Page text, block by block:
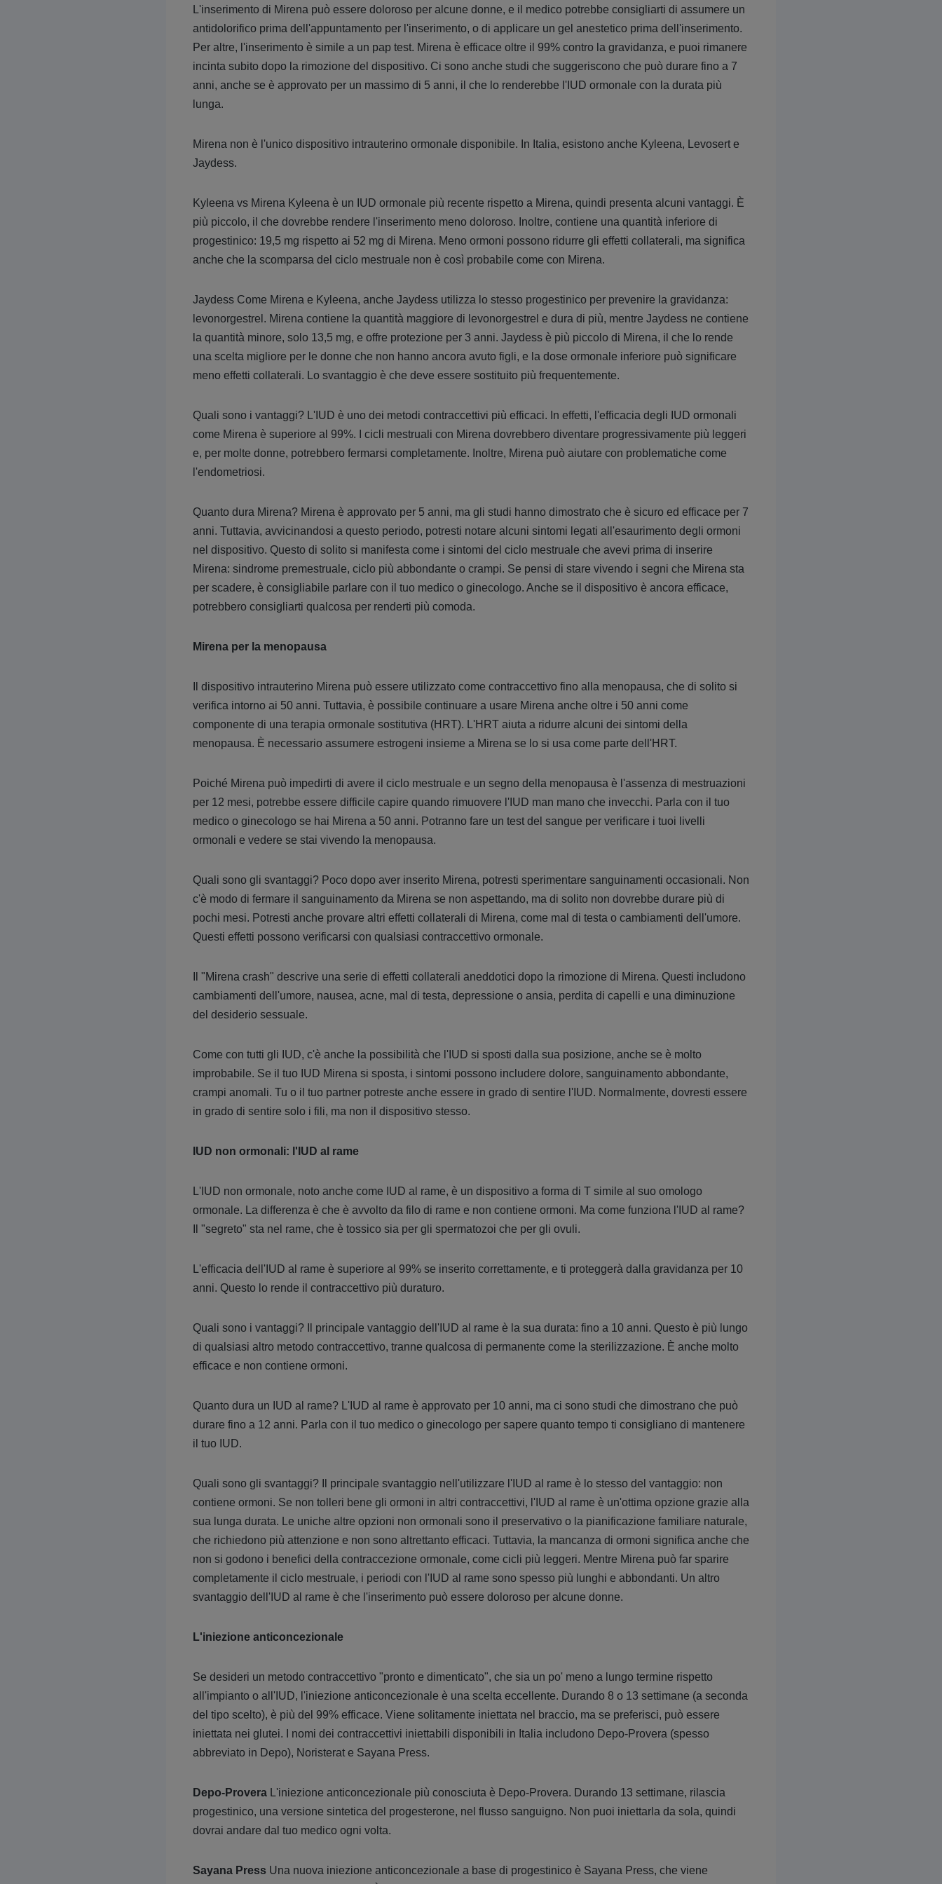
L'inserimento di Mirena può essere doloroso per alcune donne, e il medico potrebbe consigliarti di assumere un
antidolorifico prima dell'appuntamento per l'inserimento, o di applicare un gel anestetico prima dell'inserimento.
Per altre, l'inserimento è simile a un pap test. Mirena è efficace oltre il 99% contro la gravidanza, e puoi rimanere
incinta subito dopo la rimozione del dispositivo. Ci sono anche studi che suggeriscono che può durare fino a 7
anni, anche se è approvato per un massimo di 5 anni, il che lo renderebbe l'IUD ormonale con la durata più
lunga.
Mirena non è l'unico dispositivo intrauterino ormonale disponibile. In Italia, esistono anche Kyleena, Levosert e
Jaydess.
Kyleena vs Mirena Kyleena è un IUD ormonale più recente rispetto a Mirena, quindi presenta alcuni vantaggi. È
più piccolo, il che dovrebbe rendere l'inserimento meno doloroso. Inoltre, contiene una quantità inferiore di
progestinico: 19,5 mg rispetto ai 52 mg di Mirena. Meno ormoni possono ridurre gli effetti collaterali, ma significa
anche che la scomparsa del ciclo mestruale non è così probabile come con Mirena.
Jaydess Come Mirena e Kyleena, anche Jaydess utilizza lo stesso progestinico per prevenire la gravidanza:
levonorgestrel. Mirena contiene la quantità maggiore di levonorgestrel e dura di più, mentre Jaydess ne contiene
la quantità minore, solo 13,5 mg, e offre protezione per 3 anni. Jaydess è più piccolo di Mirena, il che lo rende
una scelta migliore per le donne che non hanno ancora avuto figli, e la dose ormonale inferiore può significare
meno effetti collaterali. Lo svantaggio è che deve essere sostituito più frequentemente.
Quali sono i vantaggi? L'IUD è uno dei metodi contraccettivi più efficaci. In effetti, l'efficacia degli IUD ormonali
come Mirena è superiore al 99%. I cicli mestruali con Mirena dovrebbero diventare progressivamente più leggeri
e, per molte donne, potrebbero fermarsi completamente. Inoltre, Mirena può aiutare con problematiche come
l'endometriosi.
Quanto dura Mirena? Mirena è approvato per 5 anni, ma gli studi hanno dimostrato che è sicuro ed efficace per 7
anni. Tuttavia, avvicinandosi a questo periodo, potresti notare alcuni sintomi legati all'esaurimento degli ormoni
nel dispositivo. Questo di solito si manifesta come i sintomi del ciclo mestruale che avevi prima di inserire
Mirena: sindrome premestruale, ciclo più abbondante o crampi. Se pensi di stare vivendo i segni che Mirena sta
per scadere, è consigliabile parlare con il tuo medico o ginecologo. Anche se il dispositivo è ancora efficace,
potrebbero consigliarti qualcosa per renderti più comoda.
Mirena per la menopausa
Il dispositivo intrauterino Mirena può essere utilizzato come contraccettivo fino alla menopausa, che di solito si
verifica intorno ai 50 anni. Tuttavia, è possibile continuare a usare Mirena anche oltre i 50 anni come
componente di una terapia ormonale sostitutiva (HRT). L'HRT aiuta a ridurre alcuni dei sintomi della
menopausa. È necessario assumere estrogeni insieme a Mirena se lo si usa come parte dell'HRT.
Poiché Mirena può impedirti di avere il ciclo mestruale e un segno della menopausa è l'assenza di mestruazioni
per 12 mesi, potrebbe essere difficile capire quando rimuovere l'IUD man mano che invecchi. Parla con il tuo
medico o ginecologo se hai Mirena a 50 anni. Potranno fare un test del sangue per verificare i tuoi livelli
ormonali e vedere se stai vivendo la menopausa.
Quali sono gli svantaggi? Poco dopo aver inserito Mirena, potresti sperimentare sanguinamenti occasionali. Non
c'è modo di fermare il sanguinamento da Mirena se non aspettando, ma di solito non dovrebbe durare più di
pochi mesi. Potresti anche provare altri effetti collaterali di Mirena, come mal di testa o cambiamenti dell'umore.
Questi effetti possono verificarsi con qualsiasi contraccettivo ormonale.
Il "Mirena crash" descrive una serie di effetti collaterali aneddotici dopo la rimozione di Mirena. Questi includono
cambiamenti dell'umore, nausea, acne, mal di testa, depressione o ansia, perdita di capelli e una diminuzione
del desiderio sessuale.
Come con tutti gli IUD, c'è anche la possibilità che l'IUD si sposti dalla sua posizione, anche se è molto
improbabile. Se il tuo IUD Mirena si sposta, i sintomi possono includere dolore, sanguinamento abbondante,
crampi anomali. Tu o il tuo partner potreste anche essere in grado di sentire l'IUD. Normalmente, dovresti essere
in grado di sentire solo i fili, ma non il dispositivo stesso.
IUD non ormonali: l'IUD al rame
L'IUD non ormonale, noto anche come IUD al rame, è un dispositivo a forma di T simile al suo omologo
ormonale. La differenza è che è avvolto da filo di rame e non contiene ormoni. Ma come funziona l'IUD al rame?
Il "segreto" sta nel rame, che è tossico sia per gli spermatozoi che per gli ovuli.
L'efficacia dell'IUD al rame è superiore al 99% se inserito correttamente, e ti proteggerà dalla gravidanza per 10
anni. Questo lo rende il contraccettivo più duraturo.
Quali sono i vantaggi? Il principale vantaggio dell'IUD al rame è la sua durata: fino a 10 anni. Questo è più lungo
di qualsiasi altro metodo contraccettivo, tranne qualcosa di permanente come la sterilizzazione. È anche molto
efficace e non contiene ormoni.
Quanto dura un IUD al rame? L'IUD al rame è approvato per 10 anni, ma ci sono studi che dimostrano che può
durare fino a 12 anni. Parla con il tuo medico o ginecologo per sapere quanto tempo ti consigliano di mantenere
il tuo IUD.
Quali sono gli svantaggi? Il principale svantaggio nell'utilizzare l'IUD al rame è lo stesso del vantaggio: non
contiene ormoni. Se non tolleri bene gli ormoni in altri contraccettivi, l'IUD al rame è un'ottima opzione grazie alla
sua lunga durata. Le uniche altre opzioni non ormonali sono il preservativo o la pianificazione familiare naturale,
che richiedono più attenzione e non sono altrettanto efficaci. Tuttavia, la mancanza di ormoni significa anche che
non si godono i benefici della contraccezione ormonale, come cicli più leggeri. Mentre Mirena può far sparire
completamente il ciclo mestruale, i periodi con l'IUD al rame sono spesso più lunghi e abbondanti. Un altro
svantaggio dell'IUD al rame è che l'inserimento può essere doloroso per alcune donne.
L'iniezione anticoncezionale
Se desideri un metodo contraccettivo "pronto e dimenticato", che sia un po' meno a lungo termine rispetto
all'impianto o all'IUD, l'iniezione anticoncezionale è una scelta eccellente. Durando 8 o 13 settimane (a seconda
del tipo scelto), è più del 99% efficace. Viene solitamente iniettata nel braccio, ma se preferisci, può essere
iniettata nei glutei. I nomi dei contraccettivi iniettabili disponibili in Italia includono Depo-Provera (spesso
abbreviato in Depo), Noristerat e Sayana Press.
Depo-Provera L'iniezione anticoncezionale più conosciuta è Depo-Provera. Durando 13 settimane, rilascia
progestinico, una versione sintetica del progesterone, nel flusso sanguigno. Non puoi iniettarla da sola, quindi
dovrai andare dal tuo medico ogni volta.
Sayana Press Una nuova iniezione anticoncezionale a base di progestinico è Sayana Press, che viene